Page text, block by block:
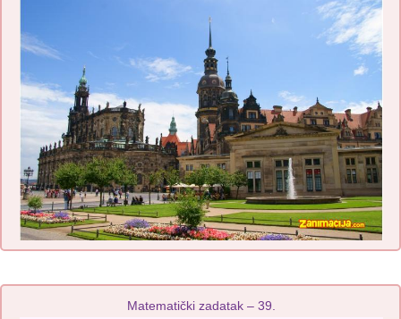
Matematički zadatak – 39.